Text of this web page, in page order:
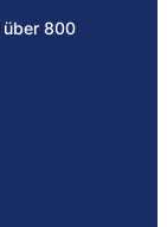
über 800